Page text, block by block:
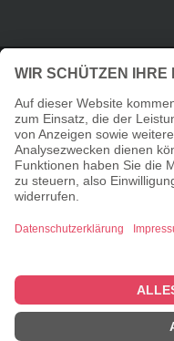
Service-Hotline
Informationen
Shopservice
© 2026 Taste